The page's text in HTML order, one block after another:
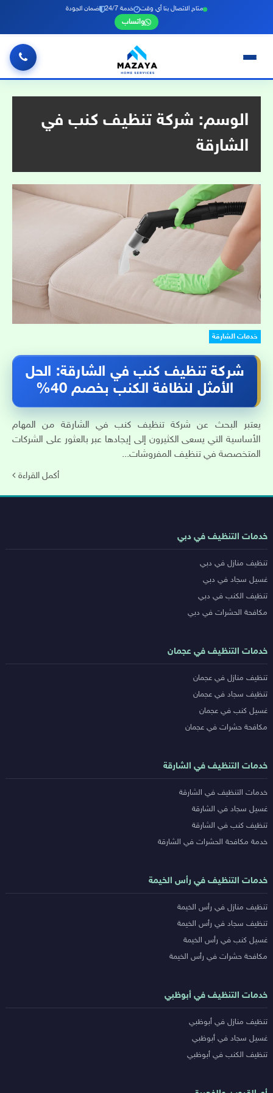
متاح الاتصال بنا أي وقت خدمة 24/7 ضمان الجودة
واتساب
الوسم: شركة تنظيف كنب في
الشارقة
خدمات الشارقة
شركة تنظيف كنب في الشارقة: الحل
الأمثل لنظافة الكنب بخصم 40%
يعتبر البحث عن شركة تنظيف كنب في الشارقة من المهام
الأساسية التي يسعى الكثيرون إلى إيجادها عبر بالعثور على الشركات
المتخصصة في تنظيف المفروشات...
أكمل القراءة
روابط
المدن
خدمات التنظيف في دبي
تنظيف منازل في دبي
غسيل سجاد في دبي
تنظيف الكنب في دبي
مكافحة الحشرات في دبي
خدمات التنظيف في عجمان
تنظيف منازل في عجمان
تنظيف سجاد في عجمان
غسيل كنب في عجمان
مكافحة حشرات في عجمان
خدمات التنظيف في الشارقة
خدمات التنظيف في الشارقة
غسيل سجاد في الشارقة
تنظيف كنب في الشارقة
خدمة مكافحة الحشرات في الشارقة
خدمات التنظيف في رأس الخيمة
تنظيف منازل في رأس الخيمة
تنظيف سجاد في رأس الخيمة
غسيل كنب في رأس الخيمة
مكافحة حشرات في رأس الخيمة
خدمات التنظيف في أبوظبي
تنظيف منازل في أبوظبي
غسيل سجاد في أبوظبي
تنظيف الكنب في أبوظبي